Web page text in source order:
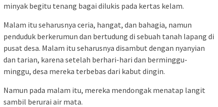
minyak begitu tenang bagai dilukis pada kertas kelam.
Malam itu seharusnya ceria, hangat, dan bahagia, namun
penduduk berkerumun dan bertudung di sebuah tanah lapang di
pusat desa. Malam itu seharusnya disambut dengan nyanyian
dan tarian, karena setelah berhari-hari dan berminggu-
minggu, desa mereka terbebas dari kabut dingin.
Namun pada malam itu, mereka mendongak menatap langit
sambil berurai air mata.